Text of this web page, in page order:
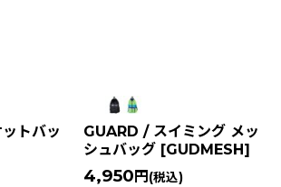
トバッ
GUARD / スイミング メッ
シュバッグ [GUDMESH]
4,950 円 (税込)